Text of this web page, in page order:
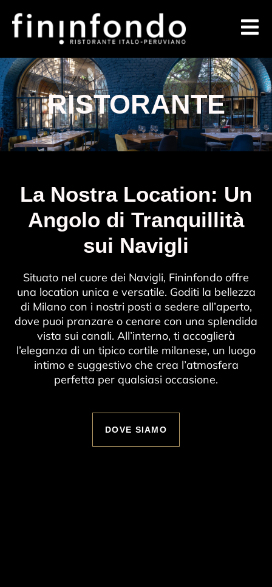
RISTORANTE
La Nostra Location: Un
Angolo di Tranquillità
sui Navigli
Situato nel cuore dei Navigli, Fininfondo offre
una location unica e versatile. Goditi la bellezza
di Milano con i nostri posti a sedere all’aperto,
dove puoi pranzare o cenare con una splendida
vista sui canali. All’interno, ti accoglierà
l’eleganza di un tipico cortile milanese, un luogo
intimo e suggestivo che crea l’atmosfera
perfetta per qualsiasi occasione.
DOVE SIAMO